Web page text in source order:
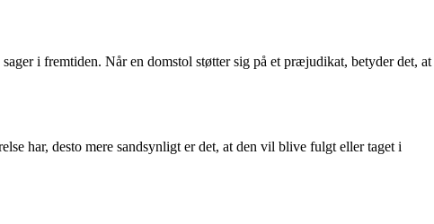
i fremtiden. Når en domstol støtter sig på et præjudikat, betyder det, at
har, desto mere sandsynligt er det, at den vil blive fulgt eller taget i